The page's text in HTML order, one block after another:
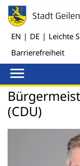
EN | DE | Leichte
Barrierefreiheit
(CDU)